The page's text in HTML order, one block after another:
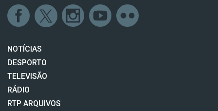
NOTÍCIAS
DESPORTO
TELEVISÃO
RÁDIO
RTP ARQUIVOS